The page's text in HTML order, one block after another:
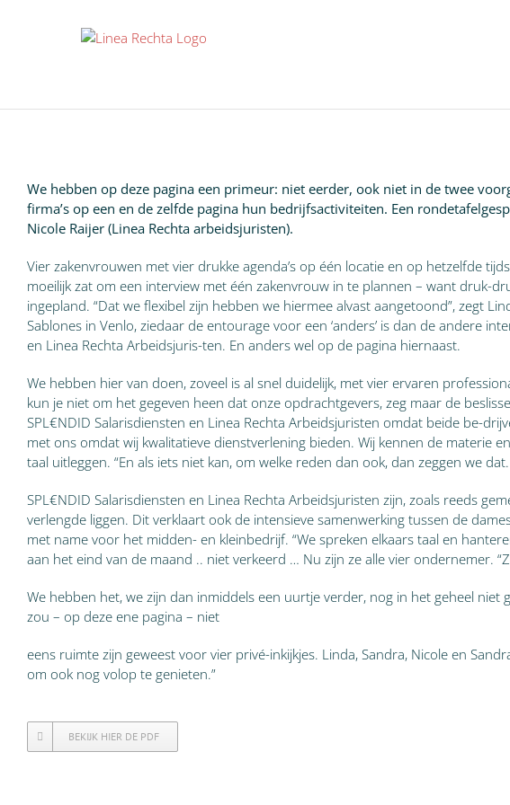
We hebben op deze pagina een primeur: niet eerder, ook niet in de twee
firma’s op een en de zelfde pagina hun bedrijfsactiviteiten. Een
Nicole Raijer (Linea Rechta arbeidsjuristen).
Vier zakenvrouwen met vier drukke agenda’s op één locatie en op hetzelfde
moeilijk zat om een interview met één zakenvrouw in te plannen – want druk-
ingepland. “Dat we flexibel zijn hebben we hiermee alvast aangetoond”, zegt
Sablones in Venlo, ziedaar de entourage voor een ‘anders’ is dan de andere
en Linea Rechta Arbeidsjuris-ten. En anders wel op de pagina hiernaast.
We hebben hier van doen, zoveel is al snel duidelijk, met vier ervaren
kun je niet om het gegeven heen dat onze opdrachtgevers, zeg maar de
SPL€NDID Salarisdiensten en Linea Rechta Arbeidsjuristen omdat beide be-
met ons omdat wij kwalitatieve dienstverlening bieden. Wij kennen de materie
taal uitleggen. “En als iets niet kan, om welke reden dan ook, dan zeggen we
SPL€NDID Salarisdiensten en Linea Rechta Arbeidsjuristen zijn, zoals reeds
verlengde liggen. Dit verklaart ook de intensieve samenwerking tussen de
met name voor het midden- en kleinbedrijf. “We spreken elkaars taal en
aan het eind van de maand .. niet verkeerd … Nu zijn ze alle vier ondernemer.
We hebben het, we zijn dan inmiddels een uurtje verder, nog in het geheel niet
zou – op deze ene pagina – niet
eens ruimte zijn geweest voor vier privé-inkijkjes. Linda, Sandra, Nicole en
om ook nog volop te genieten.”
BEKIJK HIER DE PDF